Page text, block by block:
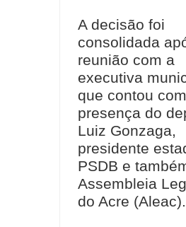
A decisão foi
consolidada
reunião com a
executiva
que contou
presença do
Luiz Gonzaga,
presidente
PSDB e
Assembleia
do Acre (Aleac).